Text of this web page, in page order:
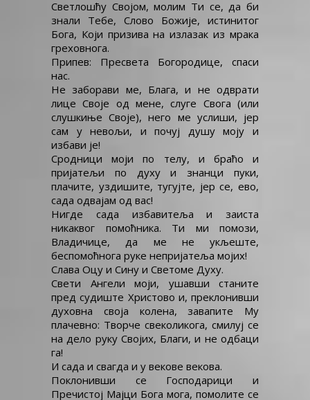
Светлошћу Својом, молим Ти се, да би
знали Тебе, Слово Божије, истинитог
Бога, Који призива на излазак из мрака
греховнога.
Припев: Пресвета Богородице, спаси
нас.
Не заборави ме, Блага, и не одврати
лице Своје од мене, слуге Свога (или
слушкиње Своје), него ме услиши, јер
сам у невољи, и почуј душу моју и
избави је!
Сродници моји по телу, и браћо и
пријатељи по духу и знанци пуки,
плачите, уздишите, тугујте, јер се, ево,
сада одвајам од вас!
Нигде сада избавитеља и заиста
никаквог помоћника. Ти ми помози,
Владичице, да ме не укљеште,
беспомоћнога руке непријатеља мојих!
Слава Оцу и Сину и Светоме Духу.
Свети Ангели моји, ушавши станите
пред судиште Христово и, преклонивши
духовна своја колена, завапите Му
плачевно: Творче свеколикога, смилуј се
на дело руку Својих, Благи, и не одбаци
га!
И сада и свагда и у векове векова.
Поклонивши се Господарици и
Пречистој Мајци Бога мога, помолите се